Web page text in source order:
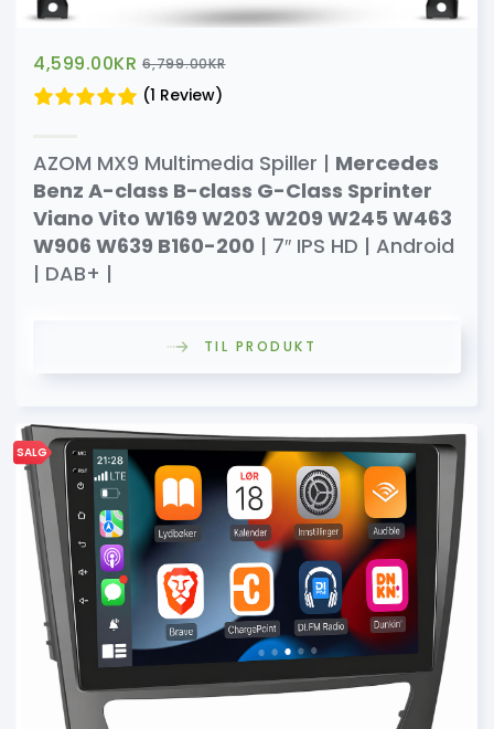
4,599.00KR 6,799.00KR
(1 Review)
AZOM MX9 Multimedia Spiller | Mercedes
Benz A-class B-class G-Class Sprinter
Viano Vito W169 W203 W209 W245 W463
W906 W639 B160-200 | 7″ IPS HD | Android
| DAB+ |
TIL PRODUKT
SALG